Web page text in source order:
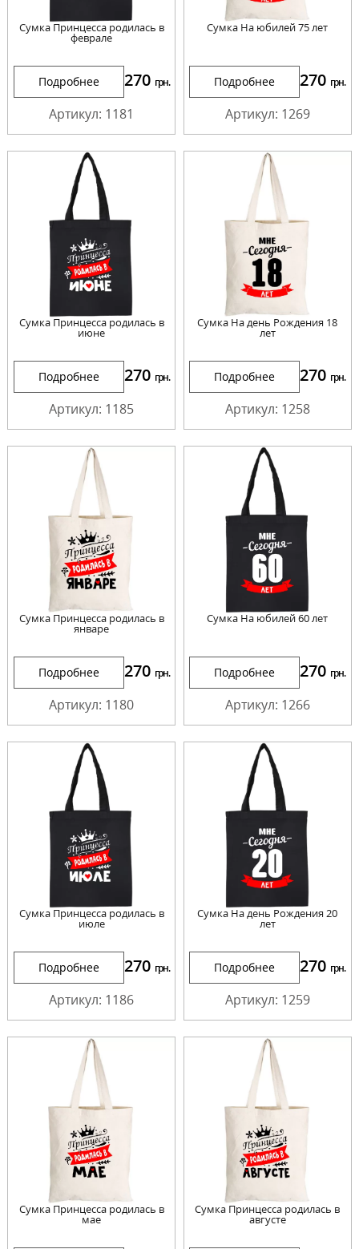
Сумка Принцесса родилась в
феврале
Подробнее 270 грн.
Артикул: 1181
Сумка На юбилей 75 лет
Подробнее 270 грн.
Артикул: 1269
Сумка Принцесса родилась в
июне
Подробнее 270 грн.
Артикул: 1185
Сумка На день Рождения 18
лет
Подробнее 270 грн.
Артикул: 1258
Сумка Принцесса родилась в
январе
Подробнее 270 грн.
Артикул: 1180
Сумка На юбилей 60 лет
Подробнее 270 грн.
Артикул: 1266
Сумка Принцесса родилась в
июле
Подробнее 270 грн.
Артикул: 1186
Сумка На день Рождения 20
лет
Подробнее 270 грн.
Артикул: 1259
Сумка Принцесса родилась в
мае
Сумка Принцесса родилась в
августе